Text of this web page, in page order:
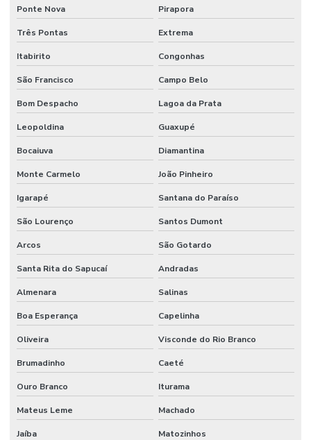
Ponte Nova Pirapora
Três Pontas Extrema
Itabirito Congonhas
São Francisco Campo Belo
Bom Despacho Lagoa da Prata
Leopoldina Guaxupé
Bocaiuva Diamantina
Monte Carmelo João Pinheiro
Igarapé Santana do Paraíso
São Lourenço Santos Dumont
Arcos São Gotardo
Santa Rita do Sapucaí Andradas
Almenara Salinas
Boa Esperança Capelinha
Oliveira Visconde do Rio Branco
Brumadinho Caeté
Ouro Branco Iturama
Mateus Leme Machado
Jaíba Matozinhos